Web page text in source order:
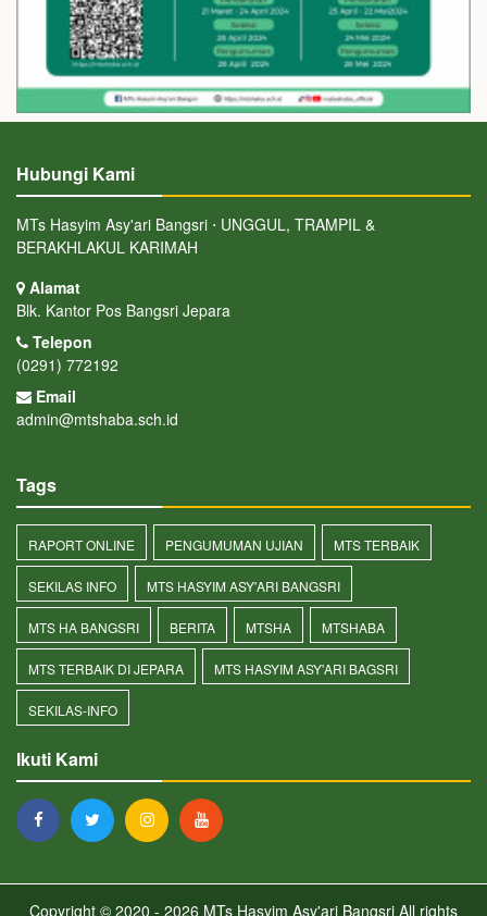
Hubungi Kami
MTs Hasyim Asy'ari Bangsri ⋅ UNGGUL, TRAMPIL &
BERAKHLAKUL KARIMAH
Alamat
Blk. Kantor Pos Bangsri Jepara
Telepon
(0291) 772192
Email
admin@mtshaba.sch.id
Tags
RAPORT ONLINE PENGUMUMAN UJIAN MTS TERBAIK
SEKILAS INFO MTS HASYIM ASY'ARI BANGSRI
MTS HA BANGSRI BERITA MTSHA MTSHABA
MTS TERBAIK DI JEPARA MTS HASYIM ASY'ARI BAGSRI
SEKILAS-INFO
Ikuti Kami
Copyright © 2020 - 2026 MTs Hasyim Asy'ari Bangsri All rights